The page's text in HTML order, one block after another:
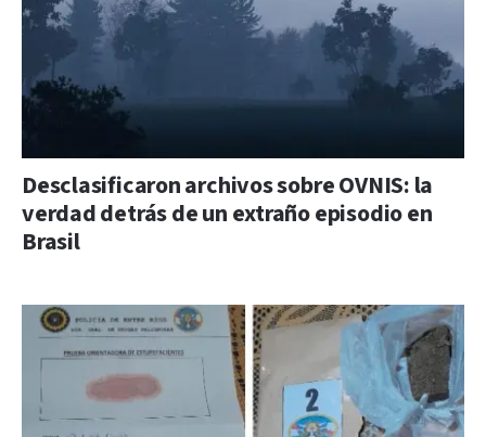
Desclasificaron archivos sobre OVNIS: la
verdad detrás de un extraño episodio en
Brasil